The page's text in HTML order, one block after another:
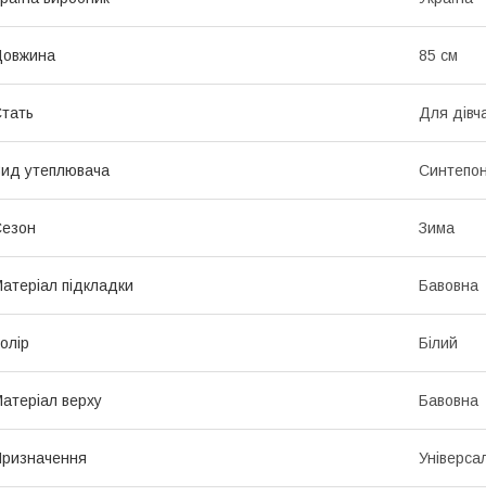
85 см
Для
утеплювача Синтепон
Зима
підкладки Бавовна
Білий
верху Бавовна